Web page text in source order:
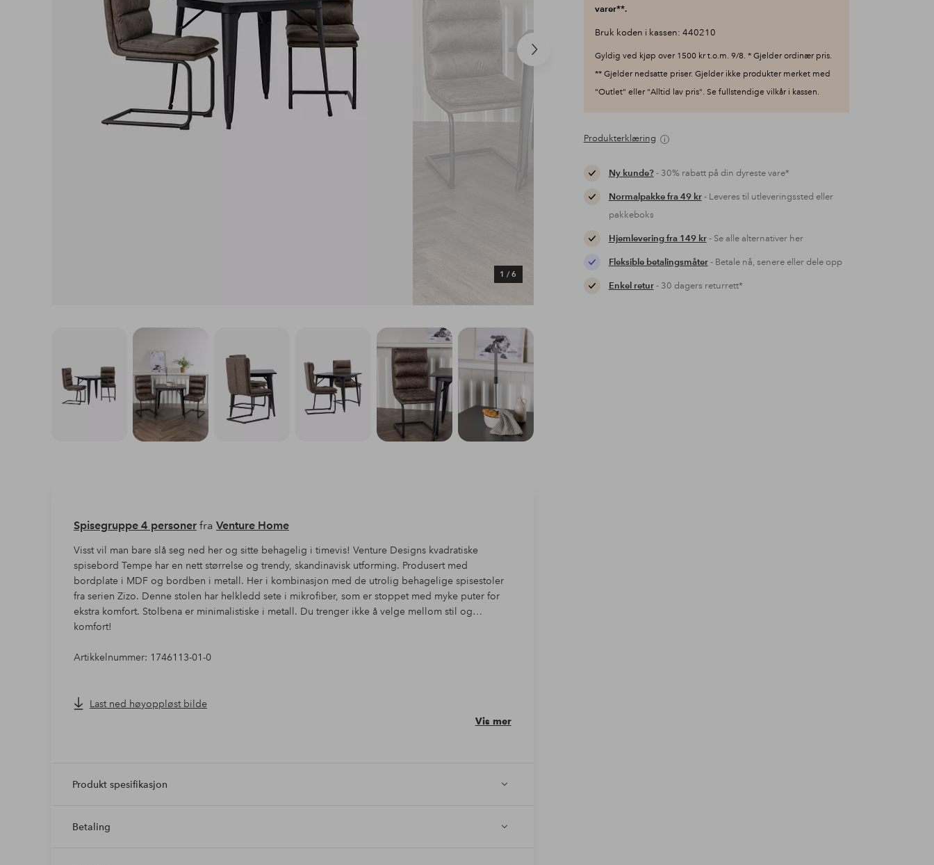
Neste
produkt
1 / 6
varer**.
Bruk koden i kassen: 440210
Gyldig ved kjøp over 1500 kr t.o.m. 9/8. * Gjelder ordinær pris.
** Gjelder nedsatte priser. Gjelder ikke produkter merket med
"Outlet" eller "Alltid lav pris". Se fullstendige vilkår i kassen.
Produkterklæring
Ny kunde?- 30% rabatt på din dyreste vare*
Normalpakke fra 49 kr- Leveres til utleveringssted eller
pakkeboks
Hjemlevering fra 149 kr- Se alle alternativer her
Fleksible betalingsmåter- Betale nå, senere eller dele opp
Enkel retur- 30 dagers returrett*
Spisegruppe 4 personerfra Venture Home
Visst vil man bare slå seg ned her og sitte behagelig i timevis! Venture Designs kvadratiske
spisebord Tempe har en nett størrelse og trendy, skandinavisk utforming. Produsert med
bordplate i MDF og bordben i metall. Her i kombinasjon med de utrolig behagelige spisestoler
fra serien Zizo. Denne stolen har helkledd sete i mikrofiber, som er stoppet med myke puter for
ekstra komfort. Stolbena er minimalistiske i metall. Du trenger ikke å velge mellom stil og
komfort!
Artikkelnummer: 1746113-01-0
Last ned høyoppløst bilde
Vis mer
Produkt spesifikasjon
Betaling